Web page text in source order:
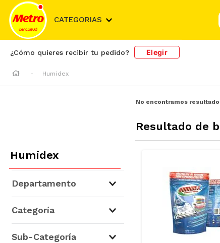
CATEGORIAS
¿Cómo quieres recibir tu pedido? Elegir
Humidex
No encontramos
Resultado de
Humidex
Departamento
Categoría
Sub-Categoría